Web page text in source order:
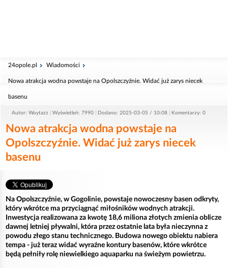
24opole.pl Wiadomości
Nowa atrakcja wodna powstaje na Opolszczyźnie. Widać już zarys niecek
basenu
Autor: Woytazz Wyświetleń: 7990 Dodano: 2025-03-05 / 10:08 Komentarzy: 0
Nowa atrakcja wodna powstaje na
Opolszczyźnie. Widać już zarys niecek
basenu
Na Opolszczyźnie, w Gogolinie, powstaje nowoczesny basen odkryty,
który wkrótce ma przyciągnąć miłośników wodnych atrakcji.
Inwestycja realizowana za kwotę 18,6 miliona złotych zmienia oblicze
dawnej letniej pływalni, która przez ostatnie lata była nieczynna z
powodu złego stanu technicznego. Budowa nowego obiektu nabiera
tempa - już teraz widać wyraźne kontury basenów, które wkrótce
będą pełniły rolę niewielkiego aquaparku na świeżym powietrzu.